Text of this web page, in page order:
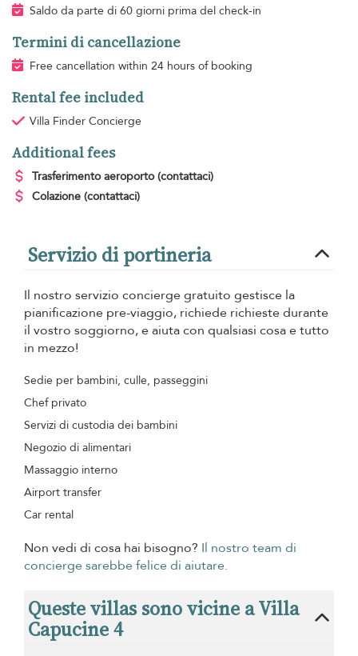
Saldo da parte di 60 giorni prima del check-in
Termini di cancellazione
Free cancellation within 24 hours of booking
Rental fee included
Villa Finder Concierge
Additional fees
Trasferimento aeroporto (contattaci)
Colazione (contattaci)
Servizio di portineria
Il nostro servizio concierge gratuito gestisce la
pianificazione pre-viaggio, richiede richieste durante
il vostro soggiorno, e aiuta con qualsiasi cosa e tutto
in mezzo!
Sedie per bambini, culle, passeggini
Chef privato
Servizi di custodia dei bambini
Negozio di alimentari
Massaggio interno
Airport transfer
Car rental
Non vedi di cosa hai bisogno? Il nostro team di
concierge sarebbe felice di aiutare.
Queste villas sono vicine a Villa
Capucine 4